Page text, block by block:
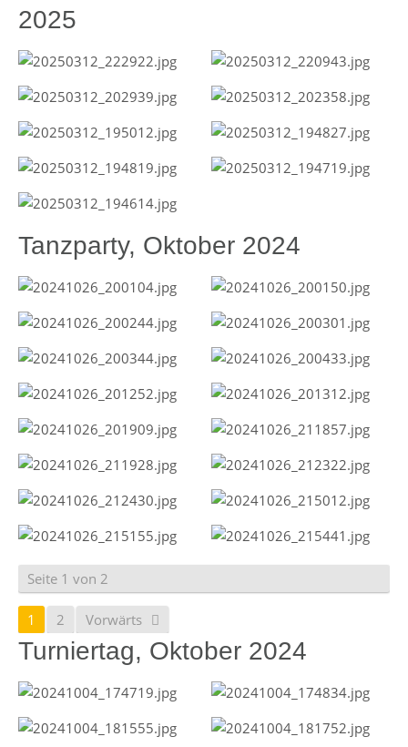
2025
Tanzparty, Oktober 2024
Seite 1 von 2
1 2 Vorwärts
Turniertag, Oktober 2024